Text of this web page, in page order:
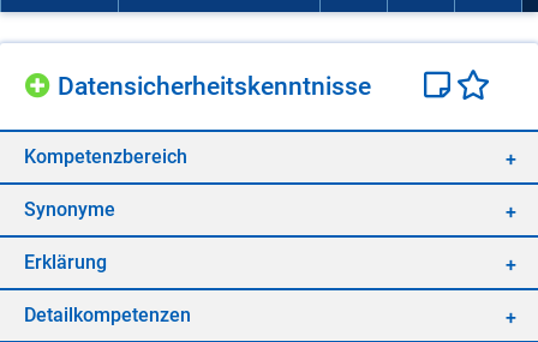
Da­ten­si­cher­heits­kennt­nis­se
Kom­pe­tenz­be­reich
Syn­ony­me
Er­klä­rung
De­tail­kom­pe­ten­zen